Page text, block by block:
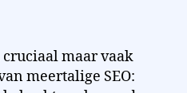
maar vaak
meertalige SEO: